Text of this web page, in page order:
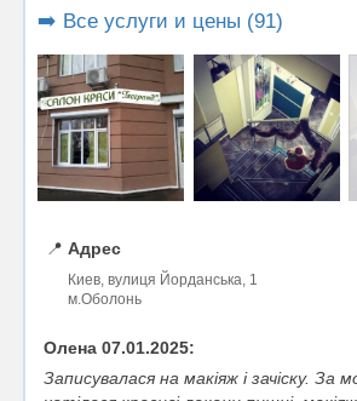
➡️ Все услуги и цены (91)
📍 Адрес
Киев, вулиця Йорданська, 1
м.Оболонь
Олена 07.01.2025:
Записувалася на макіяж і зачіску. За